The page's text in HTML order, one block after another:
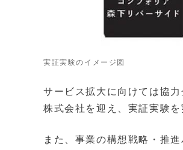
実証実験のイメージ図
サービス拡大に向けては協
株式会社を迎え、実証実験を
また、事業の構想戦略・推